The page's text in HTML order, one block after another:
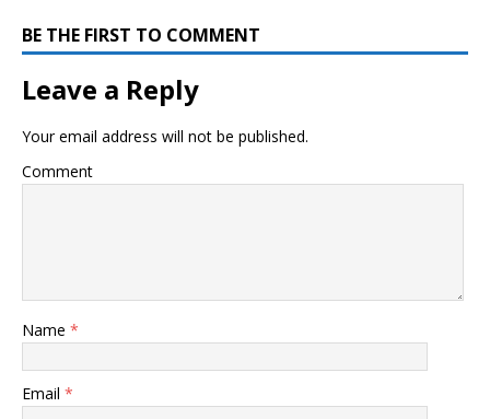
BE THE FIRST TO COMMENT
Leave a Reply
Your email address will not be published.
Comment
Name *
Email *